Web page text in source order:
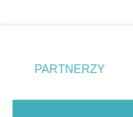
Gliwice
prywatności
. Niektóre
zgody użytkownika,
takiemu
PARTNERZY